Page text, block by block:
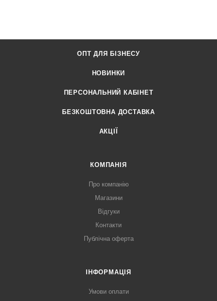
ОПТ ДЛЯ БІЗНЕСУ
НОВИНКИ
ПЕРСОНАЛЬНИЙ КАБІНЕТ
БЕЗКОШТОВНА ДОСТАВКА
АКЦІЇ
КОМПАНІЯ
Про компанію
Магазини
Відгуки
Контакти
Публічна оферта
ІНФОРМАЦІЯ
Умови оплати